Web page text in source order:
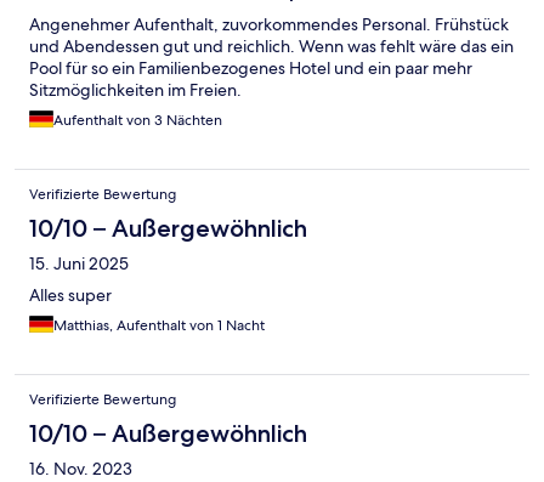
Angenehmer Aufenthalt, zuvorkommendes Personal. Frühstück
und Abendessen gut und reichlich. Wenn was fehlt wäre das ein
Pool für so ein Familienbezogenes Hotel und ein paar mehr
Sitzmöglichkeiten im Freien.
Aufenthalt von 3 Nächten
Verifizierte Bewertung
10/10 – Außergewöhnlich
15. Juni 2025
Alles super
Matthias, Aufenthalt von 1 Nacht
Verifizierte Bewertung
10/10 – Außergewöhnlich
16. Nov. 2023